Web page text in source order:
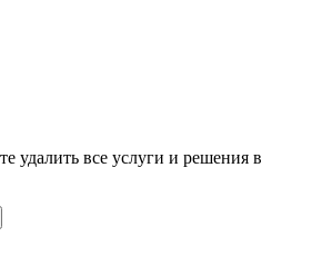
удалить все услуги и решения в